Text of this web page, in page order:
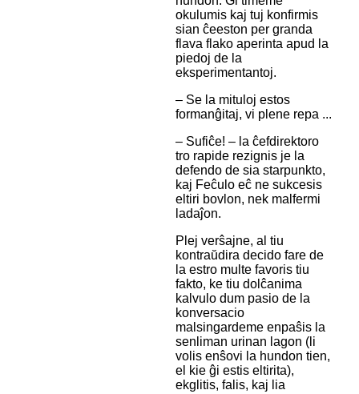
okulumis kaj tuj konfirmis
sian ĉeeston per granda
flava flako aperinta apud la
piedoj de la
eksperimentantoj.
– Se la mituloj estos
formanĝitaj, vi plene repa ...
– Sufiĉe! – la ĉefdirektoro
tro rapide rezignis je la
defendo de sia starpunkto,
kaj Feĉulo eĉ ne sukcesis
eltiri bovlon, nek malfermi
ladaĵon.
Plej verŝajne, al tiu
kontraŭdira decido fare de
la estro multe favoris tiu
fakto, ke tiu dolĉanima
kalvulo dum pasio de la
konversacio
malsingardeme enpaŝis la
senliman urinan lagon (li
volis enŝovi la hundon tien,
el kie ĝi estis eltirita),
ekglitis, falis, kaj lia